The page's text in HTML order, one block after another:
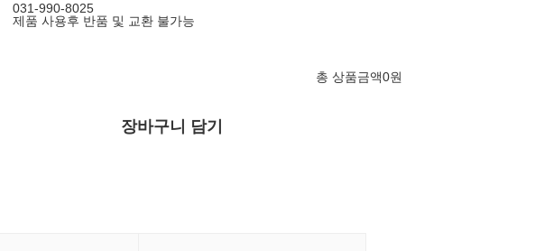
031-990-8025
제품 사용후 반품 및 교환 불가능
총 상품금액0원
장바구니 담기